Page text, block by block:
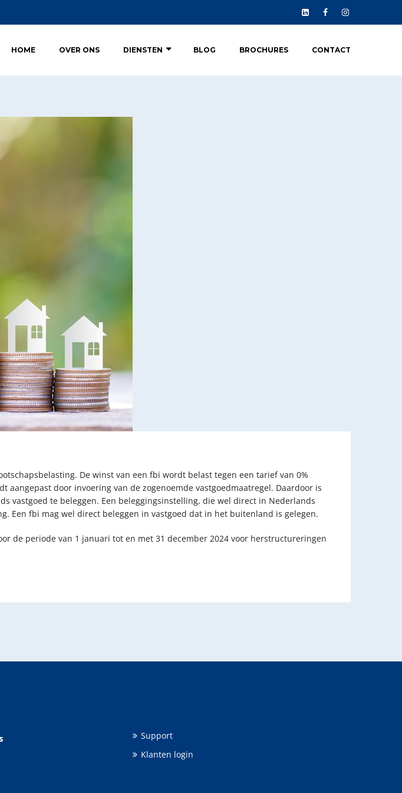
HOME OVER ONS DIENSTEN BLOG BROCHURES CONTACT
De winst van een fbi wordt belast tegen een tarief van 0%
door invoering van de zogenoemde vastgoedmaatregel. Daardoor is
vastgoed te beleggen. Een beleggingsinstelling, die wel direct in Nederlands
Een fbi mag wel direct beleggen in vastgoed dat in het buitenland is gelegen.
de periode van 1 januari tot en met 31 december 2024 voor herstructureringen
Support
Klanten login